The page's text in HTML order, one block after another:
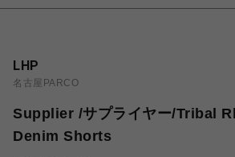
LHP
名古屋PARCO
Supplier /サプライヤー/Tribal
Denim Shorts